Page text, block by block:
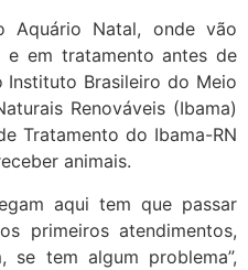
Aquário Natal, onde vão
e em tratamento antes de
Instituto Brasileiro do Meio
Renováveis (Ibama)
Tratamento do Ibama-RN
animais.
aqui tem que passar
primeiros atendimentos,
tem algum problema”,